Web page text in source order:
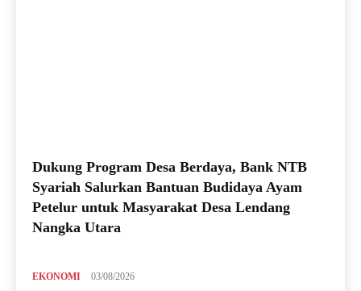
Dukung Program Desa Berdaya, Bank NTB
Syariah Salurkan Bantuan Budidaya Ayam
Petelur untuk Masyarakat Desa Lendang
Nangka Utara
EKONOMI 03/08/2026